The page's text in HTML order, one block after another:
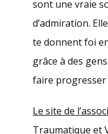
sont une vraie
d’admiration.
te donnent foi
grâce à des
faire progresser
Le site de
Traumatique et